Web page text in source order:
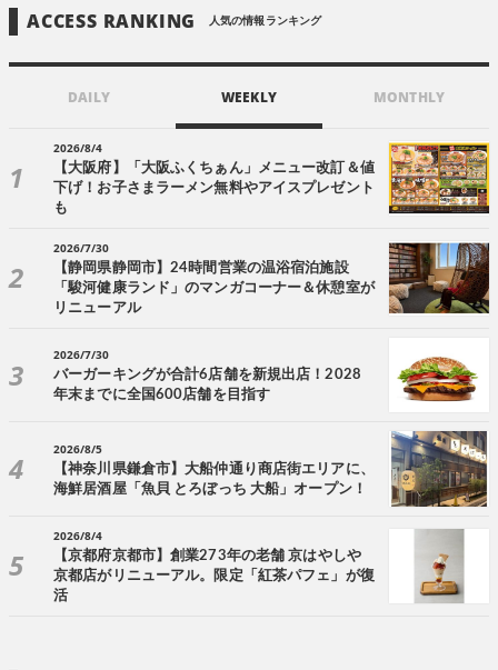
ACCESS RANKING 人気の情報ランキング
DAILY WEEKLY MONTHLY
2026/8/4
【大阪府】「大阪ふくちぁん」メニュー改訂＆値
下げ！お子さまラーメン無料やアイスプレゼント
も
2026/7/30
【静岡県静岡市】24時間営業の温浴宿泊施設
「駿河健康ランド」のマンガコーナー＆休憩室が
リニューアル
2026/7/30
バーガーキングが合計6店舗を新規出店！2028
年末までに全国600店舗を目指す
2026/8/5
【神奈川県鎌倉市】大船仲通り商店街エリアに、
海鮮居酒屋「魚貝 とろぼっち 大船」オープン！
2026/8/4
【京都府京都市】創業273年の老舗 京はやしや
京都店がリニューアル。限定「紅茶パフェ」が復
活